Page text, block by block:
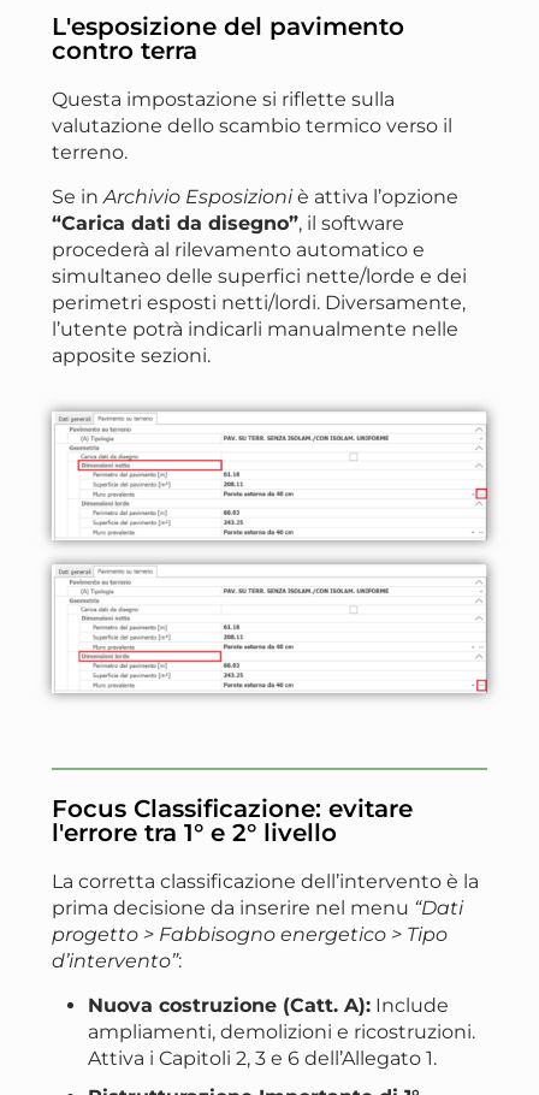
L'esposizione del pavimento
contro terra
Questa impostazione si riflette sulla
valutazione dello scambio termico verso il
terreno.
Se in Archivio Esposizioniè attiva l’opzione
“Carica dati da disegno”, il software
procederà al rilevamento automatico e
simultaneo delle superfici nette/lorde e dei
perimetri esposti netti/lordi. Diversamente,
l’utente potrà indicarli manualmente nelle
apposite sezioni.
Focus Classificazione: evitare
l'errore tra 1° e 2° livello
La corretta classificazione dell’intervento è la
prima decisione da inserire nel menu “Dati
progetto > Fabbisogno energetico > Tipo
d’intervento”:
Nuova costruzione (Catt. A): Include
ampliamenti, demolizioni e ricostruzioni.
Attiva i Capitoli 2, 3 e 6 dell’Allegato 1.